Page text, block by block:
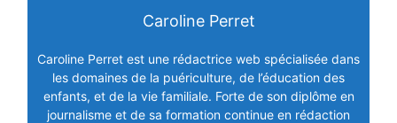
Caroline Perret
Caroline Perret est une rédactrice web spécialisée dans
les domaines de la puériculture, de l’éducation des
enfants, et de la vie familiale. Forte de son diplôme en
journalisme et de sa formation continue en rédaction